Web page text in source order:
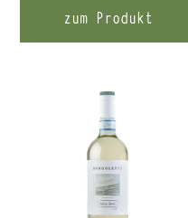
zum Produkt